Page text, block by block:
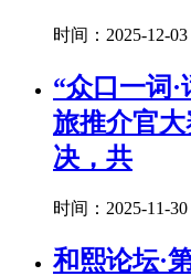
时间：2025-12-03
“众口一词
旅推介官
决，共
时间：2025-11-30
和熙论坛·